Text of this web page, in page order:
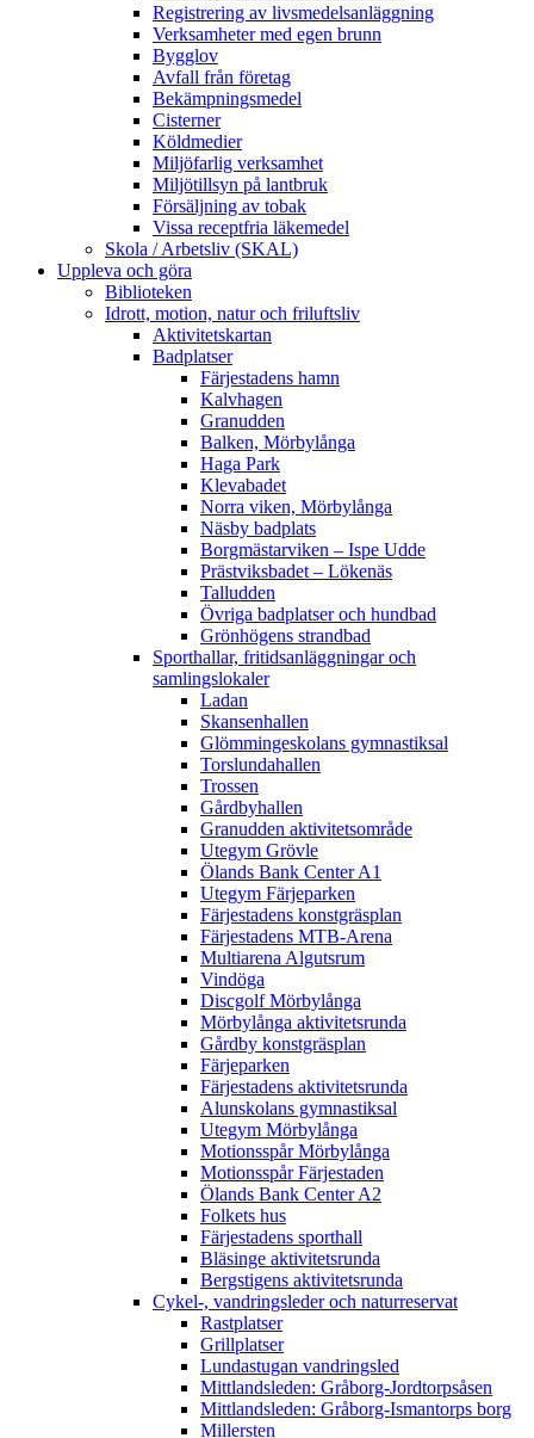
Registrering av livsmedelsanläggning
Verksamheter med egen brunn
Bygglov
Avfall från företag
Bekämpningsmedel
Cisterner
Köldmedier
Miljöfarlig verksamhet
Miljötillsyn på lantbruk
Försäljning av tobak
Vissa receptfria läkemedel
Skola / Arbetsliv (SKAL)
Uppleva och göra
Biblioteken
Idrott, motion, natur och friluftsliv
Aktivitetskartan
Badplatser
Färjestadens hamn
Kalvhagen
Granudden
Balken, Mörbylånga
Haga Park
Klevabadet
Norra viken, Mörbylånga
Näsby badplats
Borgmästarviken – Ispe Udde
Prästviksbadet – Lökenäs
Talludden
Övriga badplatser och hundbad
Grönhögens strandbad
Sporthallar, fritidsanläggningar och
samlingslokaler
Ladan
Skansenhallen
Glömmingeskolans gymnastiksal
Torslundahallen
Trossen
Gårdbyhallen
Granudden aktivitetsområde
Utegym Grövle
Ölands Bank Center A1
Utegym Färjeparken
Färjestadens konstgräsplan
Färjestadens MTB-Arena
Multiarena Algutsrum
Vindöga
Discgolf Mörbylånga
Mörbylånga aktivitetsrunda
Gårdby konstgräsplan
Färjeparken
Färjestadens aktivitetsrunda
Alunskolans gymnastiksal
Utegym Mörbylånga
Motionsspår Mörbylånga
Motionsspår Färjestaden
Ölands Bank Center A2
Folkets hus
Färjestadens sporthall
Bläsinge aktivitetsrunda
Bergstigens aktivitetsrunda
Cykel-, vandringsleder och naturreservat
Rastplatser
Grillplatser
Lundastugan vandringsled
Mittlandsleden: Gråborg-Jordtorpsåsen
Mittlandsleden: Gråborg-Ismantorps borg
Millersten